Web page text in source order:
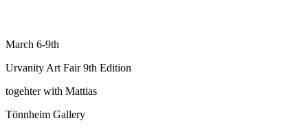
March 6-9th
Urvanity Art Fair 9th Edition
togehter with Mattias
Tönnheim Gallery